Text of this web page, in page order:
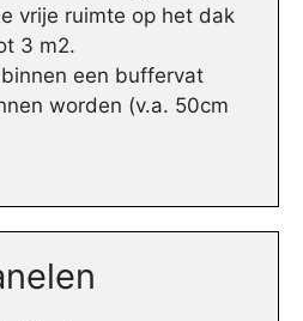
vrije ruimte op het dak
3 m2.
een buffervat
worden (v.a. 50cm